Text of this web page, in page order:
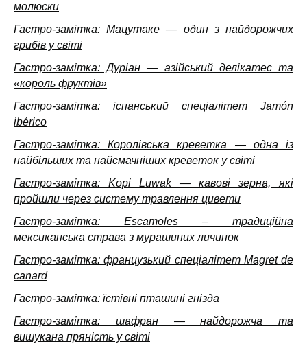
молюски
Гастро-замітка: Мацутаке — один з найдорожчих
грибів у світі
Гастро-замітка: Дуріан — азійський делікатес та
«король фруктів»
Гастро-замітка: іспанський спеціалітет Jamón
ibérico
Гастро-замітка: Королівська креветка — одна із
найбільших та найсмачніших креветок у світі
Гастро-замітка: Kopi Luwak — кавові зерна, які
пройшли через систему травлення цивети
Гастро-замітка: Escamoles – традиційна
мексиканська страва з мурашиних личинок
Гастро-замітка: французький спеціалітет Magret de
canard
Гастро-замітка: їстівні пташині гнізда
Гастро-замітка: шафран — найдорожча та
вишукана пряність у світі